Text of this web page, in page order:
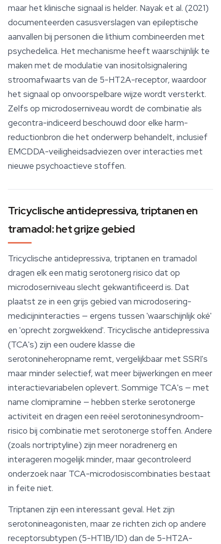
maar het klinische signaal is helder. Nayak et al. (2021)
documenteerden casusverslagen van epileptische
aanvallen bij personen die lithium combineerden met
psychedelica. Het mechanisme heeft waarschijnlijk te
maken met de modulatie van inositolsignalering
stroomafwaarts van de 5-HT2A-receptor, waardoor
het signaal op onvoorspelbare wijze wordt versterkt.
Zelfs op microdoserniveau wordt de combinatie als
gecontra-indiceerd beschouwd door elke harm-
reductionbron die het onderwerp behandelt, inclusief
EMCDDA-veiligheidsadviezen over interacties met
nieuwe psychoactieve stoffen.
Tricyclische antidepressiva, triptanen en
tramadol: het grijze gebied
Tricyclische antidepressiva, triptanen en tramadol
dragen elk een matig serotonerg risico dat op
microdoserniveau slecht gekwantificeerd is. Dat
plaatst ze in een grijs gebied van microdosering-
medicijninteracties — ergens tussen 'waarschijnlijk oké'
en 'oprecht zorgwekkend'. Tricyclische antidepressiva
(TCA's) zijn een oudere klasse die
serotonineheropname remt, vergelijkbaar met SSRI's
maar minder selectief, wat meer bijwerkingen en meer
interactievariabelen oplevert. Sommige TCA's — met
name clomipramine — hebben sterke serotonerge
activiteit en dragen een reëel serotoninesyndroom-
risico bij combinatie met serotonerge stoffen. Andere
(zoals nortriptyline) zijn meer noradrenerg en
interageren mogelijk minder, maar gecontroleerd
onderzoek naar TCA-microdosiscombinaties bestaat
in feite niet.
Triptanen zijn een interessant geval. Het zijn
serotonineagonisten, maar ze richten zich op andere
receptorsubtypen (5-HT1B/1D) dan de 5-HT2A-